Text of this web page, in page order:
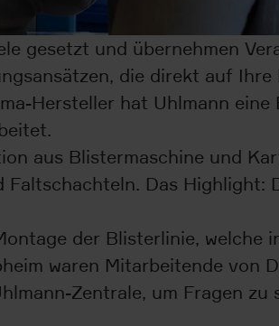
gesetzt und übernehmen
die direkt auf
Hersteller hat Uhlmann
aus Blistermaschine und
Das Highlight:
der Blisterlinie, welche
waren Mitarbeitende von
Zentrale, um Fragen